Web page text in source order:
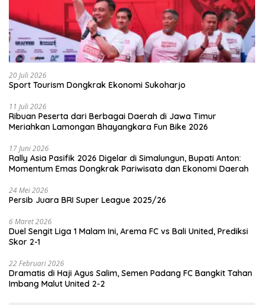
20 Juli 2026
Sport Tourism Dongkrak Ekonomi Sukoharjo
11 Juli 2026
Ribuan Peserta dari Berbagai Daerah di Jawa Timur
Meriahkan Lamongan Bhayangkara Fun Bike 2026
17 Juni 2026
Rally Asia Pasifik 2026 Digelar di Simalungun, Bupati Anton:
Momentum Emas Dongkrak Pariwisata dan Ekonomi Daerah
24 Mei 2026
Persib Juara BRI Super League 2025/26
6 Maret 2026
Duel Sengit Liga 1 Malam Ini, Arema FC vs Bali United, Prediksi
Skor 2-1
22 Februari 2026
Dramatis di Haji Agus Salim, Semen Padang FC Bangkit Tahan
Imbang Malut United 2-2